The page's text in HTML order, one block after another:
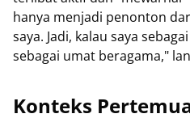
hanya menjadi penonton
saya. Jadi, kalau saya
sebagai umat beragama,"
Konteks